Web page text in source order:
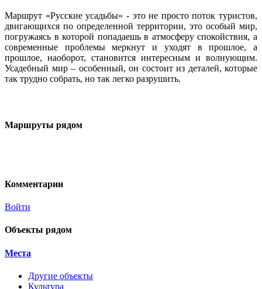
Маршрут «Русские усадьбы» - это не просто поток туристов,
двигающихся по определенной территории, это особый мир,
погружаясь в которой попадаешь в атмосферу спокойствия, а
современные проблемы меркнут и уходят в прошлое, а
прошлое, наоборот, становится интересным и волнующим.
Усадебный мир – особенный, он состоит из деталей, которые
так трудно собрать, но так легко разрушить.
Маршруты рядом
Комментарии
Войти
Объекты рядом
Места
Другие объекты
Культура